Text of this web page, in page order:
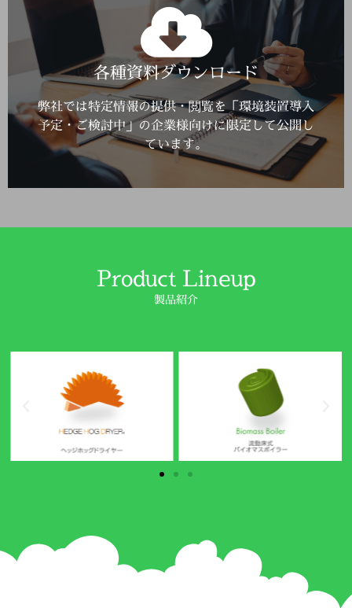
各種資料ダウンロード
弊社では特定情報の提供・閲覧を「環境装置導入
予定・ご検討中」の企業様向けに限定して公開し
ています。
詳しくはこちら
Click Here
Product Lineup
製品紹介